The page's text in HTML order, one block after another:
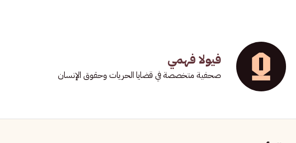
فيولا فهمي
صحفية متخصصة في قضايا الحريات وحقوق الإنسان